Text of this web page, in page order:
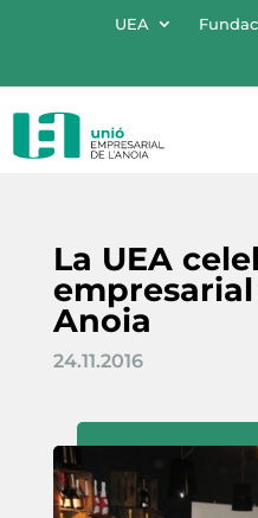
UEA
La UEA
Anoia
24.11.2016